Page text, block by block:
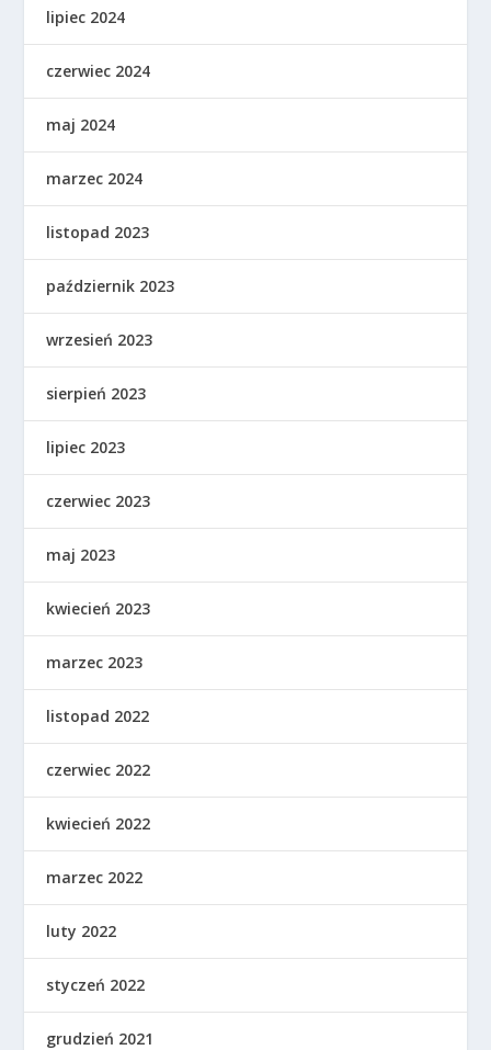
lipiec 2024
czerwiec 2024
maj 2024
marzec 2024
listopad 2023
październik 2023
wrzesień 2023
sierpień 2023
lipiec 2023
czerwiec 2023
maj 2023
kwiecień 2023
marzec 2023
listopad 2022
czerwiec 2022
kwiecień 2022
marzec 2022
luty 2022
styczeń 2022
grudzień 2021